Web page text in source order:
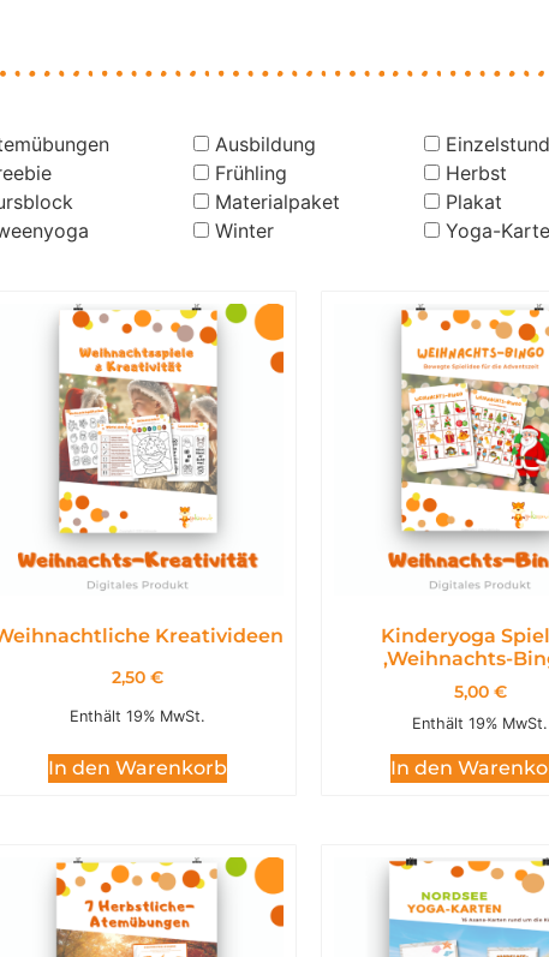
Ausbildung
Frühling Herbst
Materialpaket Plakat
Winter Yoga-
Kreativideen
2,50 €
Enthält 19% MwSt.
In den Warenkorb
Kinderyoga
,Weihnachts-
5,00 €
Enthält 19% MwSt.
In den